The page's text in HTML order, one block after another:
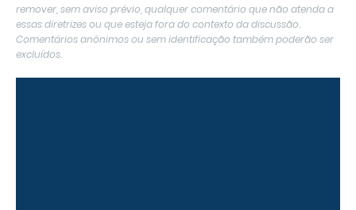
remover, sem aviso prévio, qualquer comentário que não atenda a
essas diretrizes ou que esteja fora do contexto da discussão.
Comentários anônimos ou sem identificação também poderão ser
excluídos.